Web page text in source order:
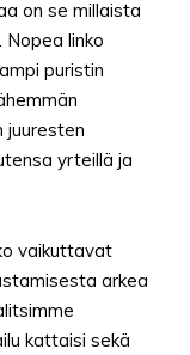
on se millaista
Nopea linko
puristin
juuresten
yrteillä ja
vaikuttavat
arkea
kattaisi sekä